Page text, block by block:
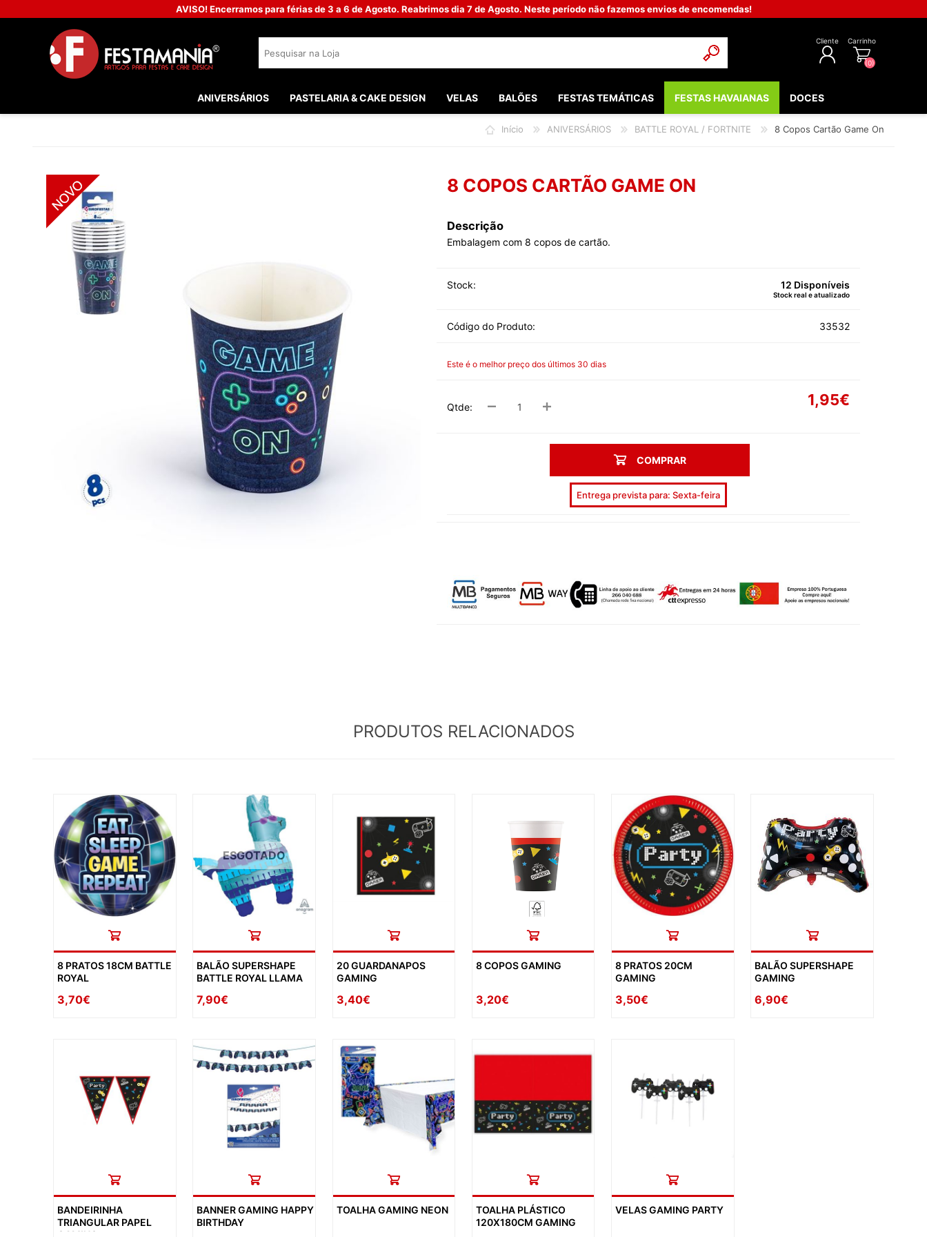
AVISO! Encerramos para férias de 3 a 6 de Agosto. Reabrimos dia 7 de Agosto. Neste período não fazemos envios de encomendas!
Cliente
REGISTAR
INICIAR SESSÃO
Carrinho
(0)
ANIVERSÁRIOS PASTELARIA & CAKE DESIGN VELAS BALÕES FESTAS TEMÁTICAS
FESTA GLOW - FLUORESCENTE
PHOTOBOOTH
HALLOWEEN
CARNAVAL
DIA NAMORADOS
DIA DOS AVÓS
FESTAS HAVAIANAS DOCES
Início ANIVERSÁRIOS BATTLE ROYAL / FORTNITE 8 Copos Cartão Game On
8 COPOS CARTÃO GAME ON
Descrição
Embalagem com 8 copos de cartão.
Stock: 12 Disponíveis
Stock real e atualizado
Código do Produto: 33532
Este é o melhor preço dos últimos 30 dias
1,95€
Qtde:
COMPRAR
Entrega prevista para: Sexta-feira
PRODUTOS RELACIONADOS
8 PRATOS 18CM BATTLE
ROYAL
3,70€
ESGOTADO
BALÃO SUPERSHAPE
BATTLE ROYAL LLAMA
7,90€
20 GUARDANAPOS
GAMING
3,40€
8 COPOS GAMING
3,20€
8 PRATOS 20CM
GAMING
3,50€
BALÃO SUPERSHAPE
GAMING
6,90€
BANDEIRINHA
TRIANGULAR PAPEL
BANNER GAMING HAPPY
BIRTHDAY
TOALHA GAMING NEON
TOALHA PLÁSTICO
120X180CM GAMING
VELAS GAMING PARTY